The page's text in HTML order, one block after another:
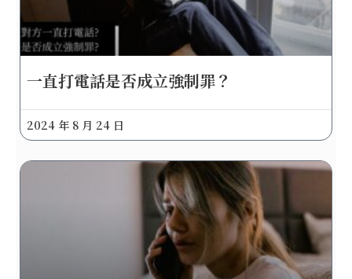
一直打電話是否成立強制罪？
2024 年 8 月 24 日